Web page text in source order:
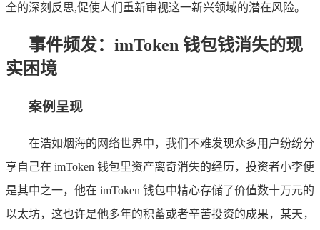
全的深刻反思,促使人们重新审视这一新兴领域的潜在风险。
事件频发：imToken 钱包钱消失的现
实困境
案例呈现
在浩如烟海的网络世界中，我们不难发现众多用户纷纷分
享自己在 imToken 钱包里资产离奇消失的经历，投资者小李便
是其中之一，他在 imToken 钱包中精心存储了价值数十万元的
以太坊，这也许是他多年的积蓄或者辛苦投资的成果，某天，